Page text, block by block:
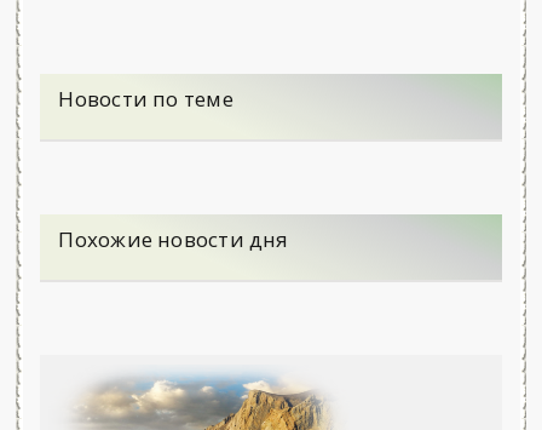
Новости по теме
Похожие новости дня